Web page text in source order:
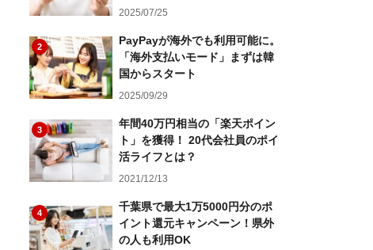
2025/07/25
2
PayPayが海外でも利用可能に。
「海外支払いモード」まずは韓
国からスタート
2025/09/29
3
年間40万円相当の「楽天ポイン
ト」を獲得！ 20代会社員のポイ
活ライフとは？
2021/12/13
4
千葉県で最大1万5000円分のポ
イント還元キャンペーン！県外
の人も利用OK